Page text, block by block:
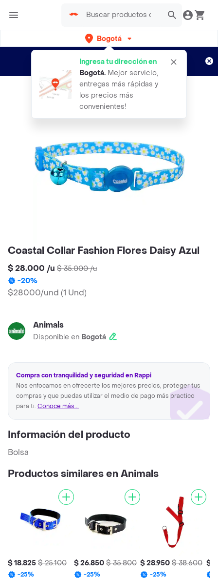
Bogotá
Ingresa tu dirección en
Bogotá. Mejor servicio,
entregas más rápidas y
los precios más
convenientes!
envíos gratis por semanas
Aplican TyC
Coastal Collar Fashion Flores Daisy Azul
$ 28.000 /u $ 35.000/u
-20%
$28000/und (1 Und)
Animals
Disponible en Bogotá
Compra con tranquilidad y seguridad en Rappi
Nos enfocamos en ofrecerte los mejores precios, proteger tus
compras y que puedas utilizar el medio de pago más practico
para ti. Conoce más...
Información del producto
Bolsa
Productos similares en Animals
$ 18.825 $ 25.100
-25%
$ 26.850 $ 35.800
-25%
$ 28.950 $ 38.600
-25%
$